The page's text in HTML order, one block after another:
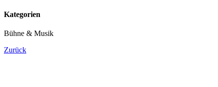
Kategorien
Bühne & Musik
Zurück